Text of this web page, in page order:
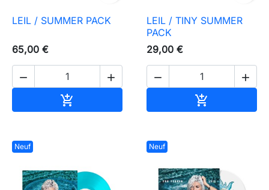
LEIL / SUMMER PACK
65,00 €
 

LEIL / TINY SUMMER
PACK
29,00 €
 

Neuf Neuf